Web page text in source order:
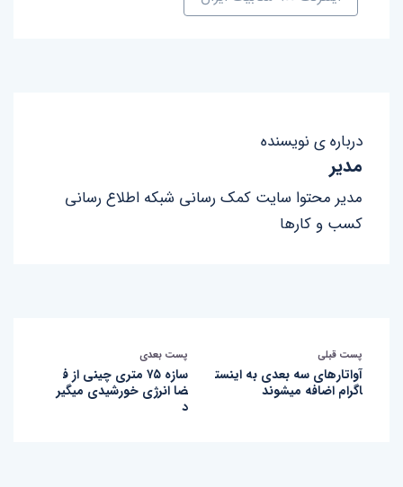
درباره ی نویسنده
مدیر
مدیر محتوا سایت کمک رسانی شبکه اطلاع رسانی
کسب و کارها
پست قبلی
آواتارهای سه بعدی به اینست
اگرام اضافه میشوند
پست بعدی
سازه ۷۵ متری چینی از ف
ضا انرژی خورشیدی میگیر
د